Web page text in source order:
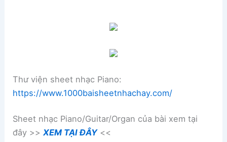
Thư viện sheet nhạc Piano:
https://www.1000baisheetnhachay.com/
Sheet nhạc Piano/Guitar/Organ của bài xem tại
đây >>XEM TẠI ĐÂY<<